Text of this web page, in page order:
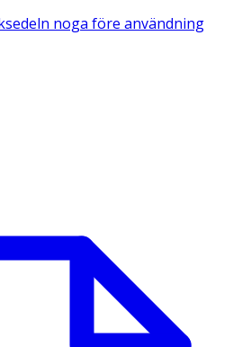
noga före användning